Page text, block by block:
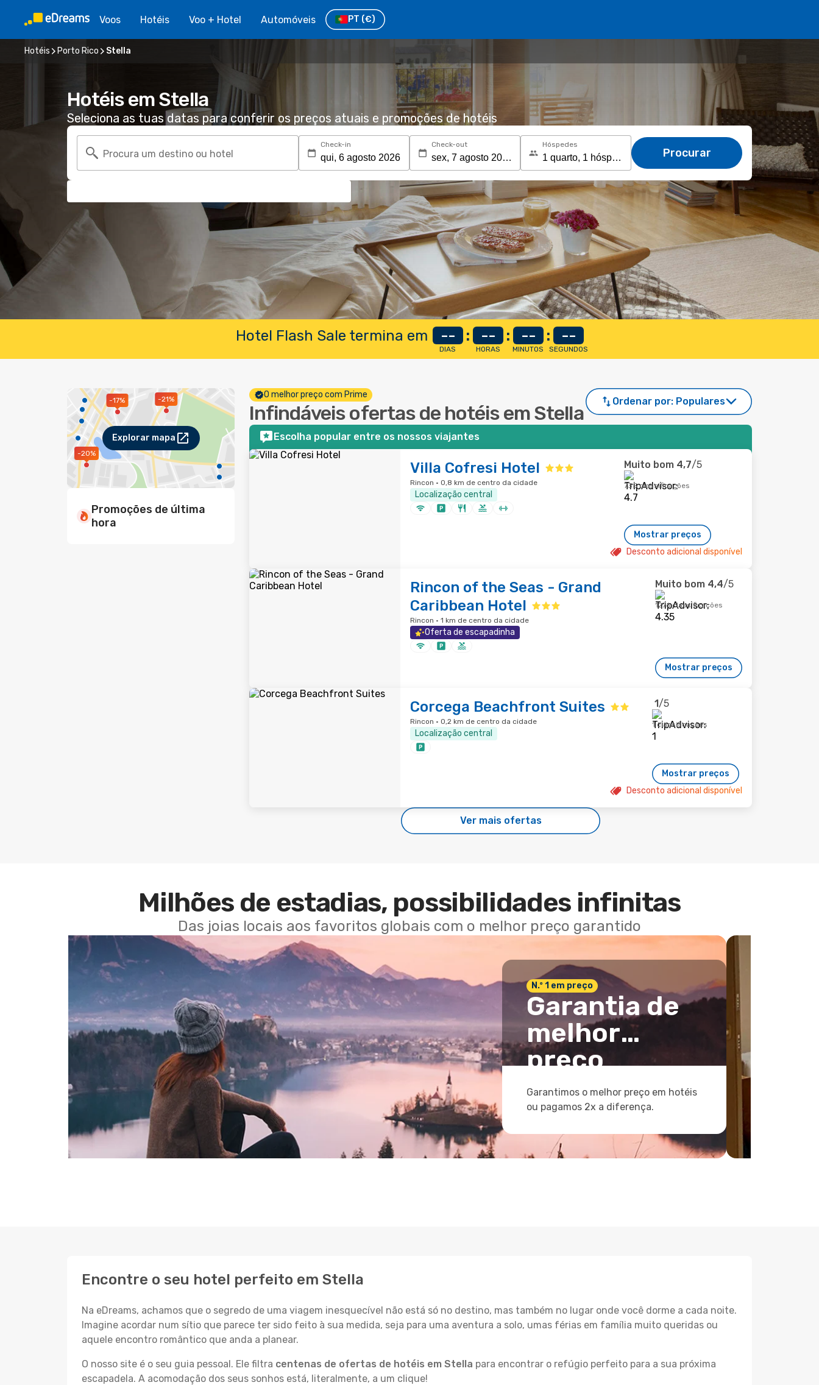
Voos Hotéis Voo + Hotel Automóveis PT (€)
Hotéis Porto Rico Stella
Hotéis em Stella
Seleciona as tuas datas para conferir os preços atuais e promoções de hotéis
Procura um destino ou hotel
Check-in Check-out Hóspedes
Procurar
Hotel Flash Sale termina em --
DIAS
: --
HORAS
: --
MINUTOS
: --
SEGUNDOS
-21%
-20%
-17%
Explorar mapa
Promoções de última
hora
O melhor preço com Prime
Infindáveis ofertas de hotéis em Stella
Ordenar por: Populares
Escolha popular entre os nossos viajantes
Villa Cofresi Hotel
Rincon · 0,8 km de centro da cidade
Localização central
Muito bom 4,7/5
735 classificações
Mostrar preços
Desconto adicional disponível
Rincon of the Seas - Grand
Caribbean Hotel
Rincon · 1 km de centro da cidade
Oferta de escapadinha
Muito bom 4,4/5
1276 classificações
Mostrar preços
Corcega Beachfront Suites
Rincon · 0,2 km de centro da cidade
Localização central
1/5
1 classificações
Mostrar preços
Desconto adicional disponível
Ver mais ofertas
Milhões de estadias, possibilidades infinitas
Das joias locais aos favoritos globais com o melhor preço garantido
N.º 1 em preço
Garantia de
melhor
preço
Garantimos o melhor preço em hotéis
ou pagamos 2x a diferença.
Encontre o seu hotel perfeito em Stella
Na eDreams, achamos que o segredo de uma viagem inesquecível não está só no destino, mas também no lugar onde você dorme a cada noite.
Imagine acordar num sítio que parece ter sido feito à sua medida, seja para uma aventura a solo, umas férias em família muito queridas ou
aquele encontro romântico que anda a planear.
O nosso site é o seu guia pessoal. Ele filtra centenas de ofertas de hotéis em Stella para encontrar o refúgio perfeito para a sua próxima
escapadela. A acomodação dos seus sonhos está, literalmente, a um clique!